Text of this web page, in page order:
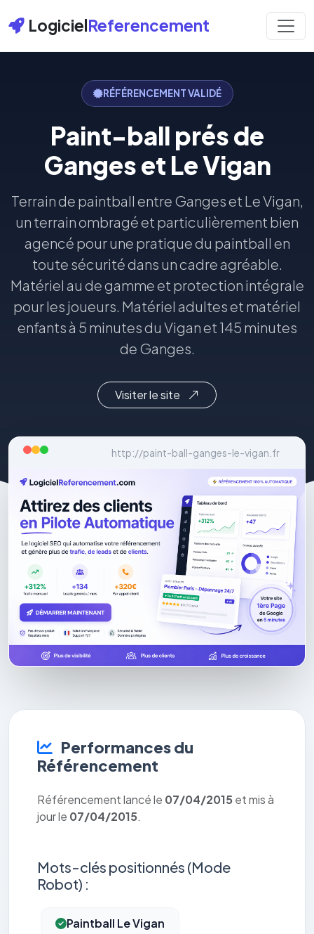
LogicielReferencement
RÉFÉRENCEMENT VALIDÉ
Paint-ball prés de
Ganges et Le Vigan
Terrain de paintball entre Ganges et Le Vigan,
un terrain ombragé et particulièrement bien
agencé pour une pratique du paintball en
toute sécurité dans un cadre agréable.
Matériel au de gamme et protection intégrale
pour les joueurs. Matériel adultes et matériel
enfants à 5 minutes du Vigan et 145 minutes
de Ganges.
Visiter le site
http://paint-ball-ganges-le-vigan.fr
Performances du
Référencement
Référencement lancé le 07/04/2015 et mis à
jour le 07/04/2015.
Mots-clés positionnés (Mode
Robot) :
Paintball Le Vigan